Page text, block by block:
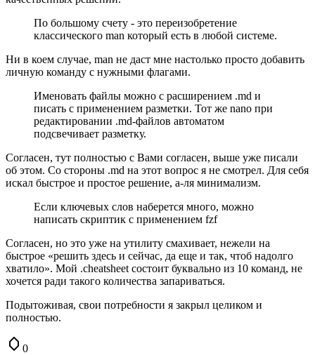
По большому счету - это переизобретение
классического man который есть в любой системе.
Ни в коем случае, man не даст мне настолько просто добавить
личную команду с нужными флагами.
Именовать файлы можно с расширением .md и
писать с применением разметки. Тот же nano при
редактировании .md-файлов автоматом
подсвечивает разметку.
Согласен, тут полностью с Вами согласен, выше уже писали
об этом. Со стороны .md на этот вопрос я не смотрел. Для себя
искал быстрое и простое решение, а-ля минимализм.
Если ключевых слов наберется много, можно
написать скриптик с применением fzf
Согласен, но это уже на утилиту смахивает, нежели на
быстрое «решить здесь и сейчас, да еще и так, чтоб надолго
хватило». Мой .cheatsheet состоит буквально из 10 команд, не
хочется ради такого количества запариваться.
Подытоживая, свои потребности я закрыл целиком и
полностью.
0